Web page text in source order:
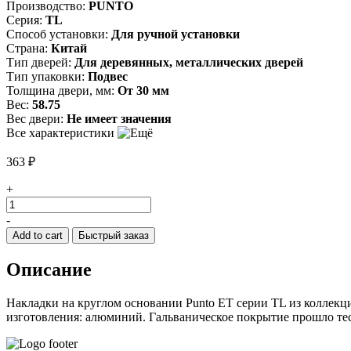
Производство: PUNTO
Серия: TL
Способ установки: Для ручной установки
Страна: Китай
Тип дверей: Для деревянных, металлических дверей
Тип упаковки: Подвес
Толщина двери, мм: От 30 мм
Вес: 58.75
Вес двери: Не имеет значения
Все характеристики
363 ₽
+
Накладка
под
цилиндр
LM/A
ABG-
бронза
quantity
-
Add to cart Быстрый заказ
Описание
Накладки на круглом основании Punto ET серии TL из
изготовления: алюминий. Гальваническое покрытие прошло